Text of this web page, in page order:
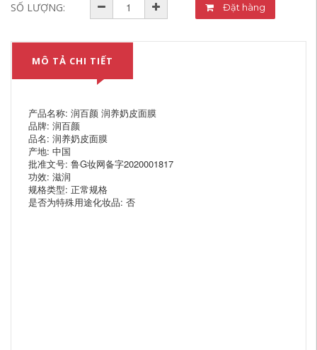
SỐ LƯỢNG: Đặt hàng
MÔ TẢ CHI TIẾT
产品名称: 润百颜 润养奶皮面膜
品牌: 润百颜
品名: 润养奶皮面膜
产地: 中国
批准文号: 鲁G妆网备字2020001817
功效: 滋润
规格类型: 正常规格
是否为特殊用途化妆品: 否